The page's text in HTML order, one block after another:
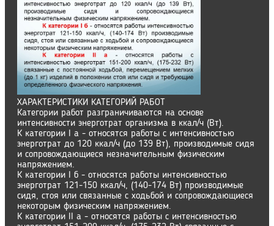
ХАРАКТЕРИСТИКИ КАТЕГОРИЙ РАБОТ
Категории работ разграничиваются на основе
интенсивности энерготрат организма в ккал/ч (Вт).
К категории I a - относятся работы с интенсивностью
энерготрат до 120 ккал/ч (до 139 Вт), производимые сидя
и сопровождающиеся незначительным физическим
напряжением.
К категории I б - относятся работы интенсивностью
энерготрат 121-150 ккал/ч, (140-174 Вт) производимые
сидя, стоя или связанные с ходьбой и сопровождающиеся
некоторым физическим напряжением.
К категории II а - относятся работы с интенсивностью